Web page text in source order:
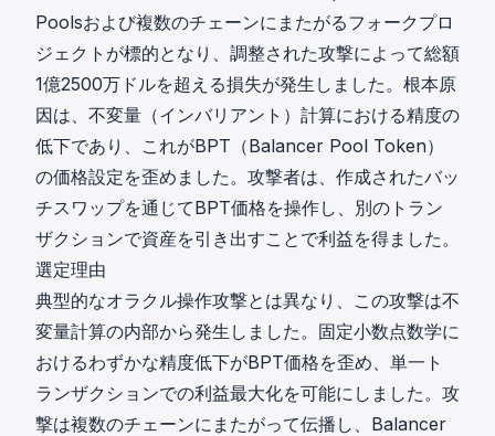
Poolsおよび複数のチェーンにまたがるフォークプロ
ジェクトが標的となり、調整された攻撃によって総額
1億2500万ドルを超える損失が発生しました。根本原
因は、不変量（インバリアント）計算における精度の
低下であり、これがBPT（Balancer Pool Token）
の価格設定を歪めました。攻撃者は、作成されたバッ
チスワップを通じてBPT価格を操作し、別のトラン
ザクションで資産を引き出すことで利益を得ました。
選定理由
典型的なオラクル操作攻撃とは異なり、この攻撃は不
変量計算の内部から発生しました。固定小数点数学に
おけるわずかな精度低下がBPT価格を歪め、単一ト
ランザクションでの利益最大化を可能にしました。攻
撃は複数のチェーンにまたがって伝播し、Balancer